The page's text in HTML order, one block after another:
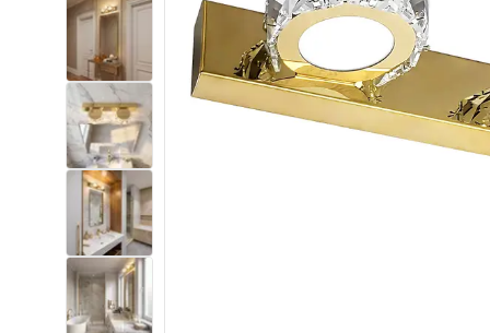
Set di vaso WC e bidet
Lavabi
Vasche da bagno e schermi vasca
Rubinetti da bagno